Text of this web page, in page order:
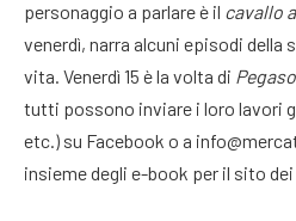
personaggio a parlare è il cavallo
venerdì, narra alcuni episodi della
vita. Venerdì 15 è la volta di
tutti possono inviare i loro lavori
etc.) su Facebook o a
insieme degli e-book per il sito dei